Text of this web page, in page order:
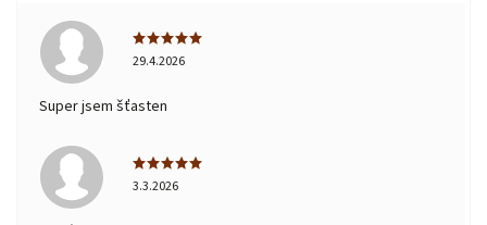
29.4.2026
Super jsem šťasten
3.3.2026